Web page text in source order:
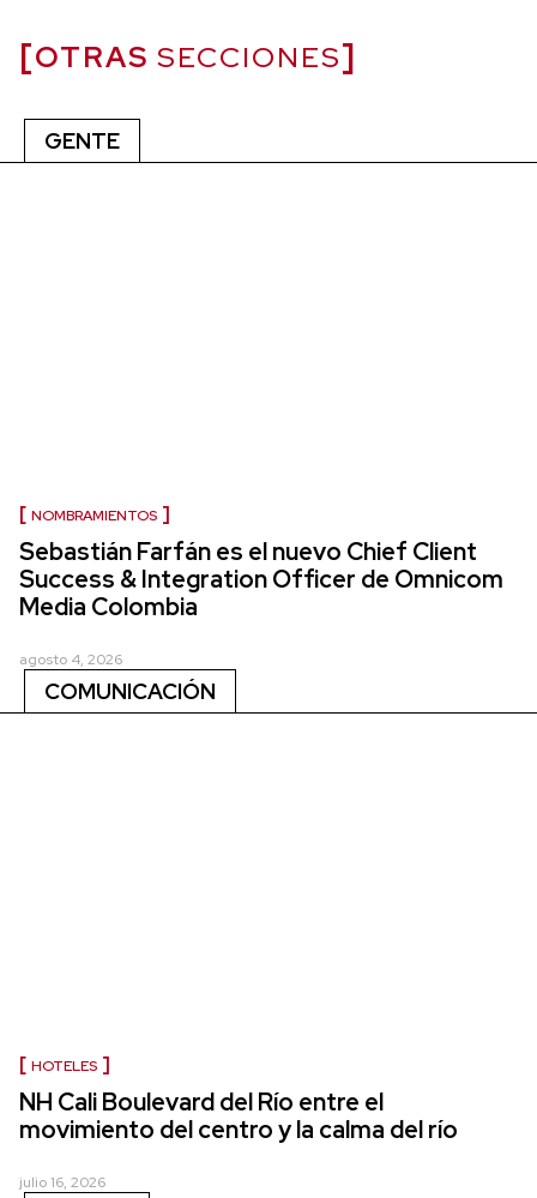
OTRAS SECCIONES
GENTE
NOMBRAMIENTOS
Sebastián Farfán es el nuevo Chief Client
Success & Integration Officer de Omnicom
Media Colombia
agosto 4, 2026
COMUNICACIÓN
HOTELES
NH Cali Boulevard del Río entre el
movimiento del centro y la calma del río
julio 16, 2026